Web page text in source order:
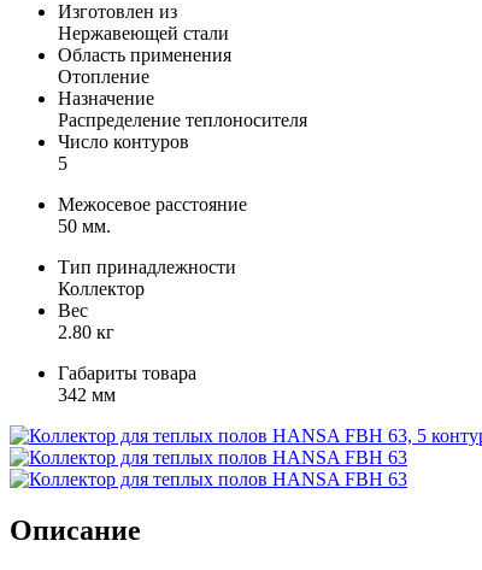
Изготовлен из
Нержавеющей стали
Область применения
Отопление
Назначение
Распределение теплоносителя
Число контуров
5
Межосевое расстояние
50 мм.
Тип принадлежности
Коллектор
Вес
2.80 кг
Габариты товара
342 мм
Описание